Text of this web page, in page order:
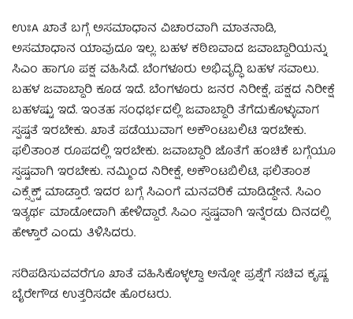
ಉಃA ಖಾತೆ ಬಗ್ಗೆ ಅಸಮಾಧಾನ ವಿಚಾರವಾಗಿ ಮಾತನಾಡಿ,
ಅಸಮಾಧಾನ ಯಾವುದೂ ಇಲ್ಲ. ಬಹಳ ಕಠಿಣವಾದ ಜವಾಬ್ದಾರಿಯನ್ನು
ಸಿಎಂ ಹಾಗೂ ಪಕ್ಷ ವಹಿಸಿದೆ. ಬೆಂಗಳೂರು ಅಭಿವೃದ್ಧಿ ಬಹಳ ಸವಾಲು.
ಬಹಳ ಜವಾಬ್ದಾರಿ ಕೂಡ ಇದೆ. ಬೆಂಗಳೂರು ಜನರ ನಿರೀಕ್ಷೆ, ಪಕ್ಷದ ನಿರೀಕ್ಷೆ
ಬಹಳಷ್ಟು ಇದೆ. ಇಂತಹ ಸಂಧರ್ಭದಲ್ಲಿ ಜವಾಬ್ದಾರಿ ತೆಗೆದುಕೊಳ್ಳುವಾಗ
ಸ್ಪಷ್ಟತೆ ಇರಬೇಕು. ಖಾತೆ ಪಡೆಯುವಾಗ ಅಕೌಂಟಬಲಿಟಿ ಇರಬೇಕು.
ಫಲಿತಾಂಶ ರೂಪದಲ್ಲಿ ಇರಬೇಕು. ಜವಾಬ್ದಾರಿ ಜೊತೆಗೆ ಹಂಚಿಕೆ ಬಗ್ಗೆಯೂ
ಸ್ಪಷ್ಟವಾಗಿ ಇರಬೇಕು. ನಮ್ಮಿಂದ ನಿರೀಕ್ಷೆ, ಅಕೌಂಟಬಿಲಿಟಿ, ಫಲಿತಾಂಶ
ಎಕ್ಸ್ಪೆಕ್ಟ್ ಮಾಡ್ತಾರೆ. ಇದರ ಬಗ್ಗೆ ಸಿಎಂಗೆ ಮನವರಿಕೆ ಮಾಡಿದ್ದೇನೆ. ಸಿಎಂ
ಇತ್ಯರ್ಥ ಮಾಡೋದಾಗಿ ಹೇಳಿದ್ದಾರೆ. ಸಿಎಂ ಸ್ಪಷ್ಟವಾಗಿ ಇನ್ನೆರಡು ದಿನದಲ್ಲಿ
ಹೇಳ್ತಾರೆ ಎಂದು ತಿಳಿಸಿದರು.
ಸರಿಪಡಿಸುವವರೆಗೂ ಖಾತೆ ವಹಿಸಿಕೊಳ್ಳಲ್ವಾ ಅನ್ನೋ ಪ್ರಶ್ನೆಗೆ ಸಚಿವ ಕೃಷ್ಣ
ಬೈರೇಗೌಡ ಉತ್ತರಿಸದೇ ಹೊರಟರು.